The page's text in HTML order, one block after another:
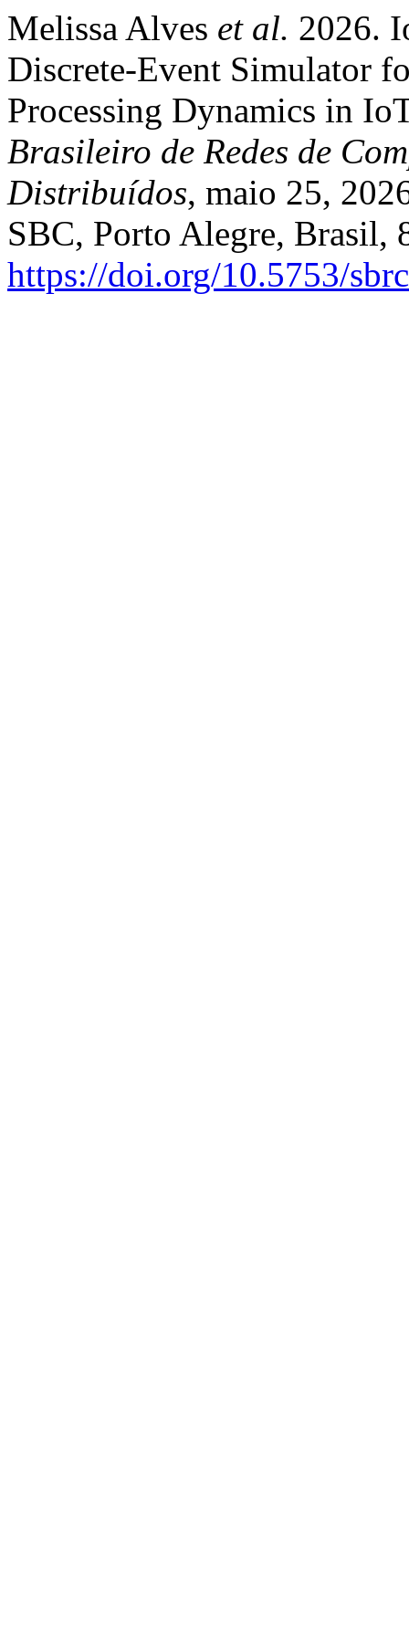
Melissa Alves et al. 2026.
Discrete-Event Simulator
Processing Dynamics in
Brasileiro de Redes de
Distribuídos, maio 25,
SBC, Porto Alegre, Brasil,
https://doi.org/10.5753/